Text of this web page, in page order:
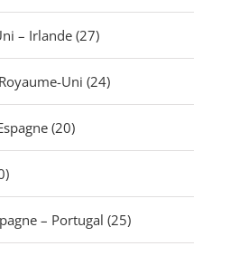
– Irlande (27)
Uni (24)
(20)
– Portugal (25)